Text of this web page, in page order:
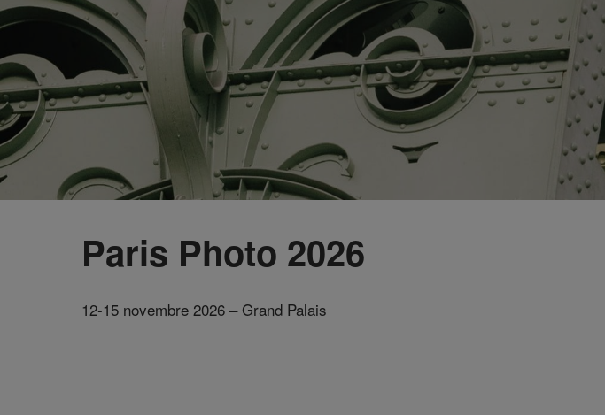
Paris Photo 2026
12-15 novembre 2026 – Grand Palais